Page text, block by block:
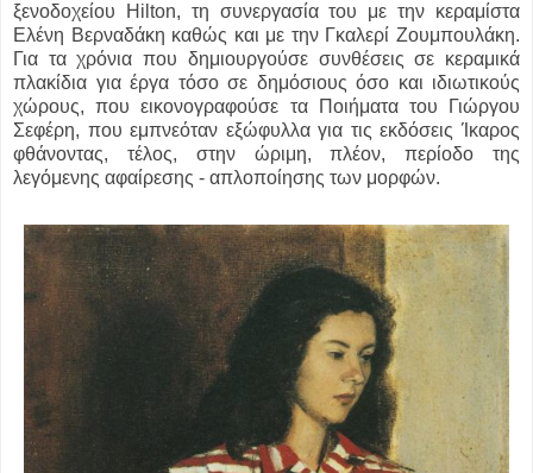
ξενοδοχείου Hilton, τη συνεργασία του με την κεραμίστα
Ελένη Βερναδάκη καθώς και με την Γκαλερί Ζουμπουλάκη.
Για τα χρόνια που δημιουργούσε συνθέσεις σε κεραμικά
πλακίδια για έργα τόσο σε δημόσιους όσο και ιδιωτικούς
χώρους, που εικονογραφούσε τα Ποιήματα του Γιώργου
Σεφέρη, που εμπνεόταν εξώφυλλα για τις εκδόσεις Ίκαρος
φθάνοντας, τέλος, στην ώριμη, πλέον, περίοδο της
λεγόμενης αφαίρεσης - απλοποίησης των μορφών.